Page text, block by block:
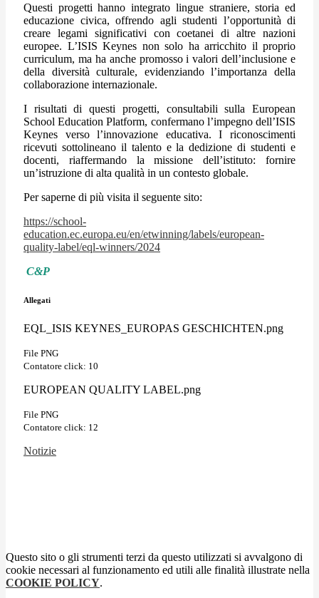
Questi progetti hanno integrato lingue straniere, storia ed
educazione civica, offrendo agli studenti l’opportunità di
creare legami significativi con coetanei di altre nazioni
europee. L’ISIS Keynes non solo ha arricchito il proprio
curriculum, ma ha anche promosso i valori dell’inclusione e
della diversità culturale, evidenziando l’importanza della
collaborazione internazionale.
I risultati di questi progetti, consultabili sulla European
School Education Platform, confermano l’impegno dell’ISIS
Keynes verso l’innovazione educativa. I riconoscimenti
ricevuti sottolineano il talento e la dedizione di studenti e
docenti, riaffermando la missione dell’istituto: fornire
un’istruzione di alta qualità in un contesto globale.
Per saperne di più visita il seguente sito:
https://school-
education.ec.europa.eu/en/etwinning/labels/european-
quality-label/eql-winners/2024
C&P
Allegati
EQL_ISIS KEYNES_EUROPAS GESCHICHTEN.png
File PNG
Contatore click: 10
EUROPEAN QUALITY LABEL.png
File PNG
Contatore click: 12
Notizie
Questo sito o gli strumenti terzi da questo utilizzati si avvalgono di
cookie necessari al funzionamento ed utili alle finalità illustrate nella
COOKIE POLICY.